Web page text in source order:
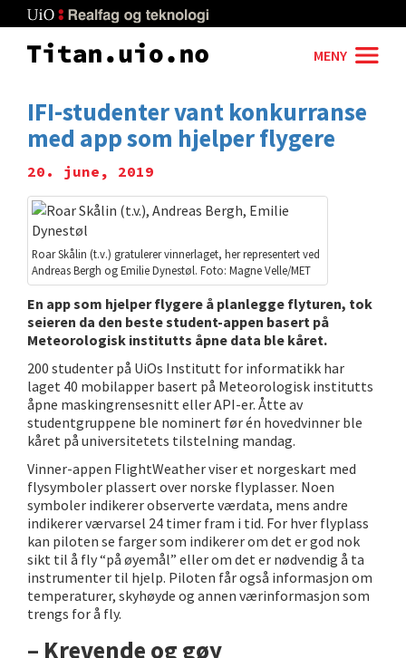
to
main
MENY
IFI-studenter vant konkurranse
med app som hjelper flygere
20. june, 2019
Roar Skålin (t.v.) gratulerer vinnerlaget, her representert ved
Andreas Bergh og Emilie Dynestøl. Foto: Magne Velle/MET
En app som hjelper flygere å planlegge flyturen, tok
seieren da den beste student-appen basert på
Meteorologisk institutts åpne data ble kåret.
200 studenter på UiOs Institutt for informatikk har
laget 40 mobilapper basert på Meteorologisk institutts
åpne maskingrensesnitt eller API-er. Åtte av
studentgruppene ble nominert før én hovedvinner ble
kåret på universitetets tilstelning mandag.
Vinner-appen FlightWeather viser et norgeskart med
flysymboler plassert over norske flyplasser. Noen
symboler indikerer observerte værdata, mens andre
indikerer værvarsel 24 timer fram i tid. For hver flyplass
kan piloten se farger som indikerer om det er god nok
sikt til å fly “på øyemål” eller om det er nødvendig å ta
instrumenter til hjelp. Piloten får også informasjon om
temperaturer, skyhøyde og annen værinformasjon som
trengs for å fly.
– Krevende og gøy